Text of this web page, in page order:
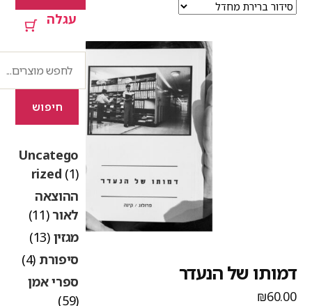
של הנעדר
₪
עגלה
חיפוש
Uncatego
rized (1)
ההוצאה
לאור(11)
מגזין(13)
סיפורת(4)
ספרי אמן